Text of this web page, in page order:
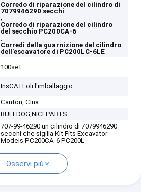
Corredo di riparazione del cilindro di
7079946290 secchi
,
Corredo di riparazione del cilindro
del secchio PC200CA-6
,
Corredi della guarnizione del cilindro
dell'escavatore di PC200LC-6LE
100set
InsCATEoli l'imballaggio
Canton, Cina
BULLDOG,NICEPARTS
707-99-46290 un cilindro di 7079946290
secchi che sigilla Kit Fits Excavator
Models PC200CA-6 PC200L
Osservi più